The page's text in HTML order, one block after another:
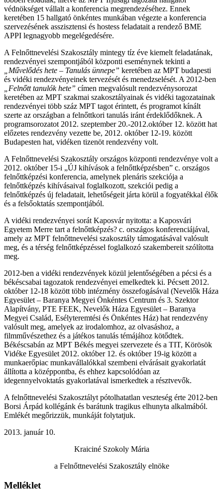
védnökséget vállalt a konferencia megrendezéséhez. Ennek
keretében 15 hallgató önkéntes munkában végezte a konferencia
szervezésének asszisztensi és hostess feladatait a rendező BME
APPI legnagyobb megelégedésére.
A Felnőttnevelési Szakosztály mintegy tíz éve kiemelt feladatának,
rendezvényei szempontjából központi eseménynek tekinti a
„Művelődés hete – Tanulás ünnepe” keretében az MPT budapesti
és vidéki rendezvényeinek tervezését és menedzselését. A 2012-ben
„Felnőtt tanulók hete” címen megvalósult rendezvénysorozat
keretében az MPT szakmai szakosztályainak és vidéki tagozatainak
rendezvényei több száz MPT tagot érintett, és programot kínált
szerte az országban a felnőttkori tanulás iránt érdeklődőknek. A
programsorozatot 2012. szeptember 20.-2012.október 12. között hat
előzetes rendezvény vezette be, 2012. október 12-19. között
Budapesten hat, vidéken tizenöt rendezvény volt.
A Felnőttnevelési Szakosztály országos központi rendezvénye volt a
2012. október 15-i „ÚJ kihívások a felnőttképzésben” c. országos
felnőttképzési konferencia, amelynek plenáris szekciója a
felnőttképzés kihívásaival foglalkozott, szekciói pedig a
felnőttképzés új feladatait, lehetőségeit járta körül a fogyatékkal élők
és a felsőoktatás szempontjából.
A vidéki rendezvényei sorát Kaposvár nyitotta: a Kaposvári
Egyetem Merre tart a felnőttképzés? c. országos konferenciájával,
amely az MPT felnőttnevelési szakosztály támogatásával valósult
meg, és a térség felnőttképzéssel foglalkozó szakembereit szólította
meg.
2012-ben a vidéki rendezvények közül jelentőségében a pécsi és a
békéscsabai tagozatok rendezvényei emelkedtek ki. Pécsett 2012.
október 12-18 között több intézmény összefogásával (Nevelők Háza
Egyesület – Baranya Megyei Önkéntes Centrum és 3. Szektor
Alapítvány, PTE FEEK, Nevelők Háza Egyesület – Baranya
Megyei Család, Esélyteremtési és Önkéntes Ház) hat rendezvény
valósult meg, amelyek az irodalomhoz, az olvasáshoz, a
filmművészethez és a játékos tanulás témájához kötődtek.
Békéscsabán az MPT Békés megyei szervezete és a TIT, Körösök
Vidéke Egyesület 2012. október 12. és október 19-ig között a
munkaerőpiac munkavállalókkal szembeni elvárásait gyakorlatát
állította a középpontba, és ehhez kapcsolódóan az
idegennyelvoktatás gyakorlatával ismerkedtek a résztvevők.
A felnőttnevelési Szakosztályt pótolhatatlan veszteség érte 2012-ben
Borsi Árpád kollégánk és barátunk tragikus elhunyta alkalmából.
Emlékét megőrizzük, munkáját folytatjuk.
2013. január 10.
Kraiciné Szokoly Mária
a Felnőttnevelési Szakosztály elnöke
Melléklet